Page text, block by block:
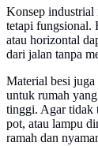
Konsep industrial
tetapi fungsional.
atau horizontal
dari jalan tanpa
Material besi
untuk rumah
tinggi. Agar tidak
pot, atau lampu
ramah dan